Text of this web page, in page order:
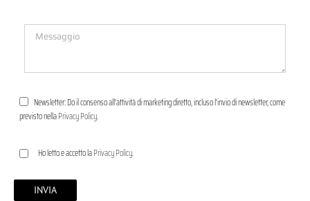
Newsletter: Do il consenso all'attività di marketing diretto, incluso l'invio di newsletter, come
previsto nellaPrivacy Policy.
Ho letto e accetto laPrivacy Policy.